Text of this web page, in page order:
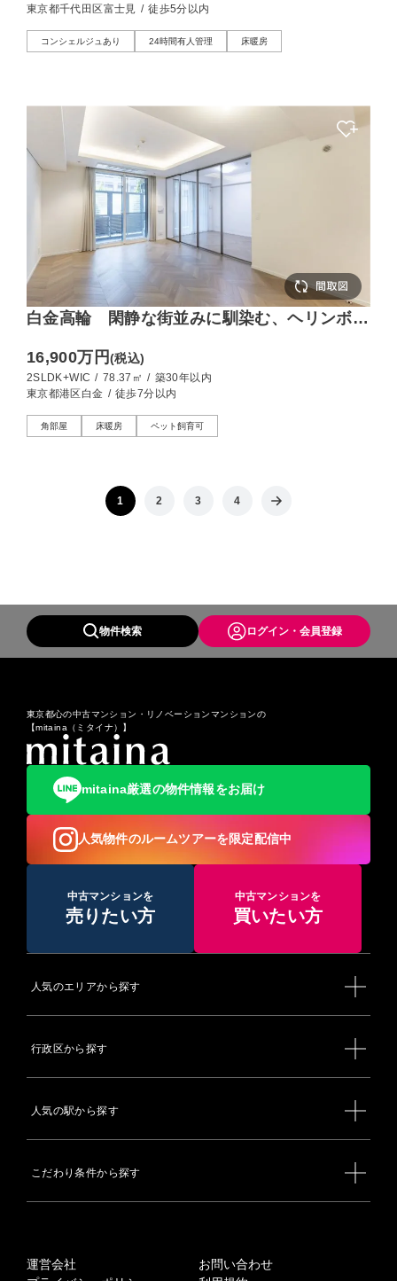
東京都千代田区富士見 / 徒歩5分以内
コンシェルジュあり 24時間有人管理 床暖房
白金高輪 閑静な街並みに馴染む、ヘリンボー
16,900万円(税込)
2SLDK+WIC / 78.37㎡ / 築30年以内
東京都港区白金 / 徒歩7分以内
角部屋 床暖房 ペット飼育可
1 2 3 4
物件検索 ログイン・会員登録
東京都心の中古マンション・リノベーションマンションの
【mitaina（ミタイナ）】
mitaina厳選の物件情報をお届け
人気物件のルームツアーを限定配信中
中古マンションを
売りたい方
中古マンションを
買いたい方
人気のエリアから探す
行政区から探す
人気の駅から探す
こだわり条件から探す
運営会社
お問い合わせ